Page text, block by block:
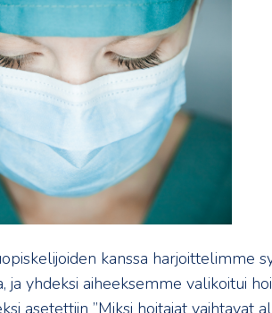
kanssa harjoittelimme
ja yhdeksi aiheeksemme valikoitui
asetettiin ”Miksi hoitajat vaihtavat